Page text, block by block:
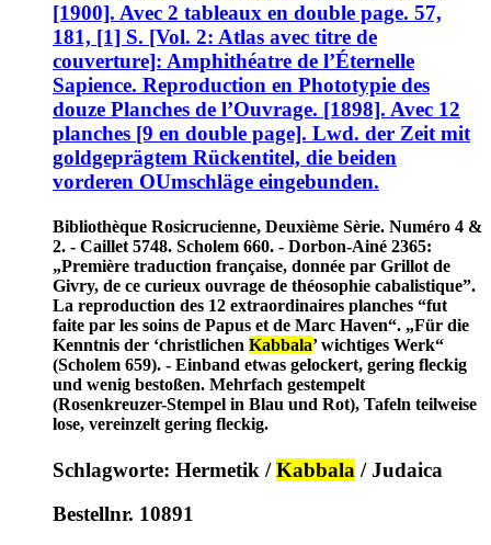
[1900]. Avec 2 tableaux en double page. 57,
181, [1] S. [Vol. 2: Atlas avec titre de
couverture]: Amphithéatre de l’Éternelle
Sapience. Reproduction en Phototypie des
douze Planches de l’Ouvrage. [1898]. Avec 12
planches [9 en double page]. Lwd. der Zeit mit
goldgeprägtem Rückentitel, die beiden
vorderen OUmschläge eingebunden.
Bibliothèque Rosicrucienne, Deuxième Sèrie. Numéro 4 &
2. - Caillet 5748. Scholem 660. - Dorbon-Ainé 2365:
„Première traduction française, donnée par Grillot de
Givry, de ce curieux ouvrage de théosophie cabalistique”.
La reproduction des 12 extraordinaires planches “fut
faite par les soins de Papus et de Marc Haven“. „Für die
Kenntnis der ‘christlichen Kabbala’ wichtiges Werk“
(Scholem 659). - Einband etwas gelockert, gering fleckig
und wenig bestoßen. Mehrfach gestempelt
(Rosenkreuzer-Stempel in Blau und Rot), Tafeln teilweise
lose, vereinzelt gering fleckig.
Schlagworte: Hermetik /Kabbala / Judaica
Bestellnr. 10891